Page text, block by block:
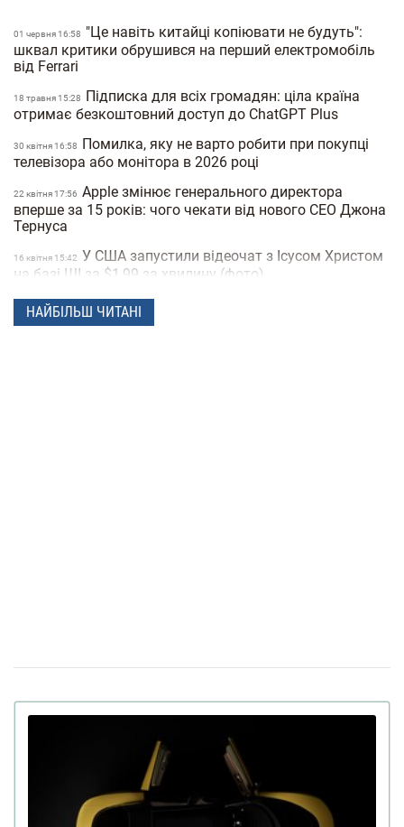
01 червня 16:58
"Це навіть китайці копіювати не будуть":
шквал критики обрушився на перший електромобіль
від Ferrari
18 травня 15:28
Підписка для всіх громадян: ціла країна
отримає безкоштовний доступ до ChatGPT Plus
30 квiтня 16:58
Помилка, яку не варто робити при покупці
телевізора або монітора в 2026 році
22 квiтня 17:56 Apple змінює генерального директора
вперше за 15 років: чого чекати від нового CEO Джона
Тернуса
16 квiтня 15:42 У США запустили відеочат з Ісусом Христом
на базі ШІ за $1,99 за хвилину (фото)
15 квiтня 16:04
Meta створює ШІ-клон Марка Цукерберга
для спілкування зі співробітниками компанії
пасажирський дрон: ціна та час польоту (фото)
14 сiчня 17:24 Apple інтегрує штучний інтелект Gemini у
персонального помічника Siri за $1 млрд на рік
130 дюймів, на яких не загубляться деталі:
хіт CES 2026 – телевізор Samsung Micro RGB
Російський "Орєшнік" не дістає до Києва з
Білорусі, незважаючи на дальність 5500 км
НАЙБІЛЬШ ЧИТАНІ